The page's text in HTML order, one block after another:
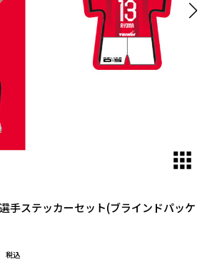
手ステッカーセット(ブラインドパッケ
税込